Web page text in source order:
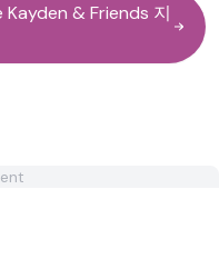
& Friends 지